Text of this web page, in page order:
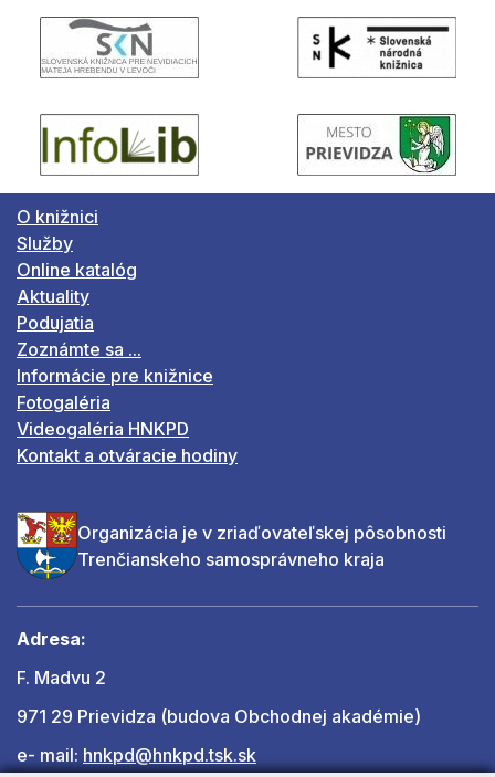
O knižnici
Služby
Online katalóg
Aktuality
Podujatia
Zoznámte sa ...
Informácie pre knižnice
Fotogaléria
Videogaléria HNKPD
Kontakt a otváracie hodiny
Organizácia je v zriaďovateľskej pôsobnosti
Trenčianskeho samosprávneho kraja
Adresa:
F. Madvu 2
971 29 Prievidza (budova Obchodnej akadémie)
e- mail: hnkpd@hnkpd.tsk.sk